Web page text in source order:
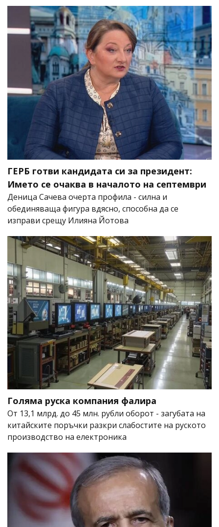
ГЕРБ готви кандидата си за президент:
Името се очаква в началото на септември
Деница Сачева очерта профила - силна и
обединяваща фигура вдясно, способна да се
изправи срещу Илияна Йотова
Голяма руска компания фалира
От 13,1 млрд. до 45 млн. рубли оборот - загубата на
китайските поръчки разкри слабостите на руското
производство на електроника